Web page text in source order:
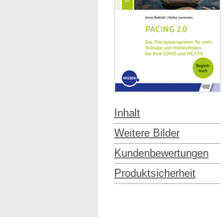
Inhalt
Weitere Bilder
Kundenbewertungen
Produktsicherheit